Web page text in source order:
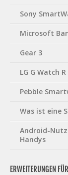
Sony
Microsoft
Gear 3
LG G Watch R
Pebble
Was ist eine
Android-
Handys
ERWEITERUNGEN